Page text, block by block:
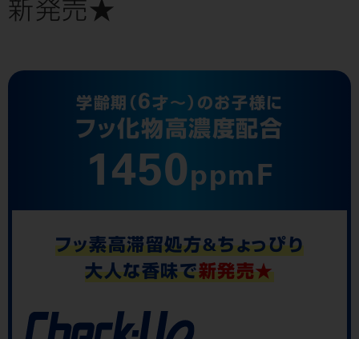
新発売★
学齢期（6 才〜）のお子様に
フッ化物高濃度配合
1450ppmF
フッ素高滞留処方&ちょっぴり
大人な香味で新発売★